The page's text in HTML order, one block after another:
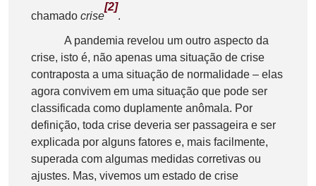
chamado crise
[2]
.
A pandemia revelou um outro aspecto da
crise, isto é, não apenas uma situação de crise
contraposta a uma situação de normalidade – elas
agora convivem em uma situação que pode ser
classificada como duplamente anômala. Por
definição, toda crise deveria ser passageira e ser
explicada por alguns fatores e, mais facilmente,
superada com algumas medidas corretivas ou
ajustes. Mas, vivemos um estado de crise